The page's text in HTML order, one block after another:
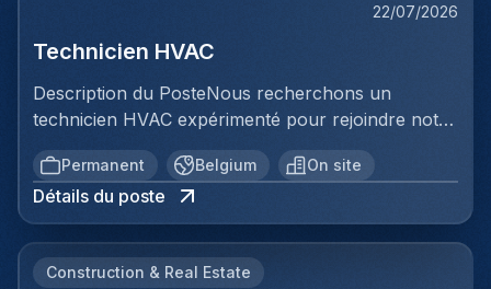
22/07/2026
Technicien HVAC
Description du PosteNous recherchons un
technicien HVAC expérimenté pour rejoindre notre
équipe en milieu hospitalier. Vous serez
responsable de l'installation, de la maintenance et
de la réparation des systèmes de chauffage,
ventilation et climatisation dans un environnement
fonctionnement optimal des systèmes HVAC pour
Permanent Belgium On site
Détails du poste
Construction & Real Estate